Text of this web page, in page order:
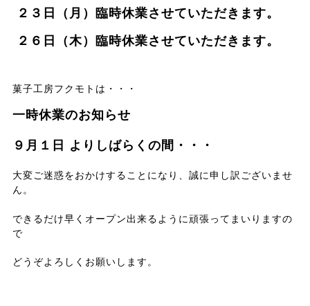
２３ 日（月）臨時休業させていただきます。
２６日（木）臨時休業させていただきます。
菓子工房フクモト は・・・
一時休業のお知らせ
９月１日 よりしばらくの間・・・
大変ご迷惑をおかけすることになり、誠に申し訳ございませ
ん。
できるだけ早くオープン出来るように頑張ってまいりますの
で
どうぞよろしくお願いします。